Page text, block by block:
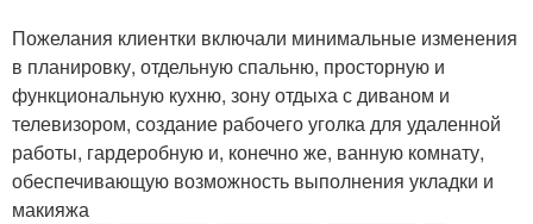
Пожелания клиентки включали минимальные изменения
в планировку, отдельную спальню, просторную и
функциональную кухню, зону отдыха с диваном и
телевизором, создание рабочего уголка для удаленной
работы, гардеробную и, конечно же, ванную комнату,
обеспечивающую возможность выполнения укладки и
макияжа